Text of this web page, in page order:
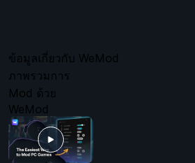
ข้อมูลเกี่ยวกับ WeMod
ภาพรวมการ
Mod ด้วย
WeMod